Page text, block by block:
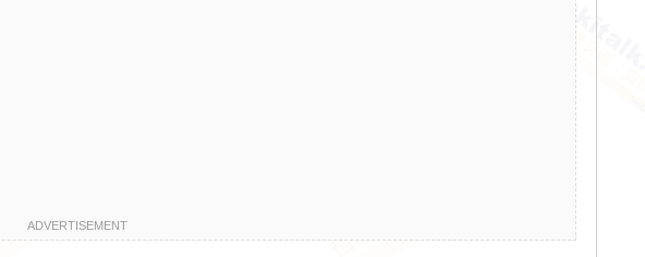
ADVERTISEMENT